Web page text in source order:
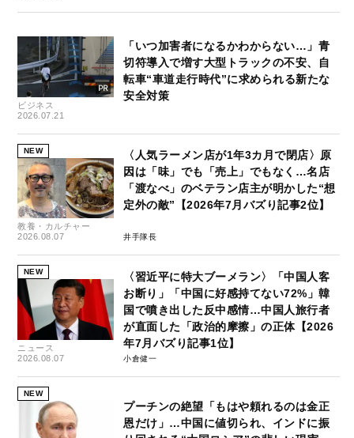
ビジネス
2026.07.21
「いつ加害者になるかわからない…」青
切符導入で増す大型トラックの不安、自
転車“車道走行時代”に求められる新たな
安全対策
NEW
教養・カルチャー
2026.08.07
〈人気ラーメン店が1年3カ月で閉店〉原
因は「味」でも「売上」でもなく…名店
「渡なべ」のベテラン店主が明かした“想
定外の敵”【2026年7月バズり記事2位】
井手隊長
NEW
ニュース
2026.08.07
〈習近平に特大ブーメラン〉「中国人客
お断り」「中国に好感持てない72%」韓
国で噴き出した反中感情…中国人旅行者
が直面した「政治的摩擦」の正体【2026
年7月バズり記事1位】
小倉健一
NEW
プーチンの絶望「もはや頼れるのは金正
恩だけ」…中国に値切られ、インドに振